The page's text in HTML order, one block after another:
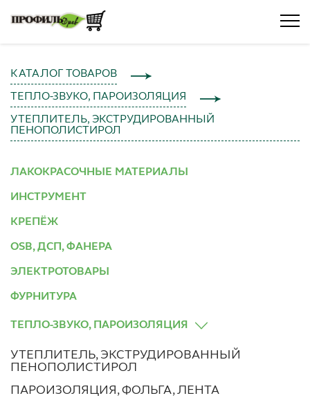
КАТАЛОГ ТОВАРОВ
ТЕПЛО-ЗВУКО, ПАРОИЗОЛЯЦИЯ
УТЕПЛИТЕЛЬ, ЭКСТРУДИРОВАННЫЙ
ПЕНОПОЛИСТИРОЛ
ЛАКОКРАСОЧНЫЕ МАТЕРИАЛЫ
ИНСТРУМЕНТ
КРЕПЁЖ
OSB, ДСП, ФАНЕРА
ЭЛЕКТРОТОВАРЫ
ФУРНИТУРА
ТЕПЛО-ЗВУКО, ПАРОИЗОЛЯЦИЯ
УТЕПЛИТЕЛЬ, ЭКСТРУДИРОВАННЫЙ
ПЕНОПОЛИСТИРОЛ
ПАРОИЗОЛЯЦИЯ, ФОЛЬГА, ЛЕНТА